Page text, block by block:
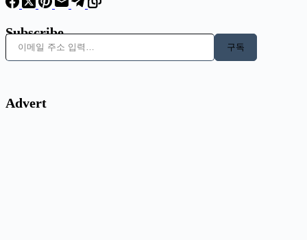
Subscribe
이메일 주소 입력…
구독
Advert